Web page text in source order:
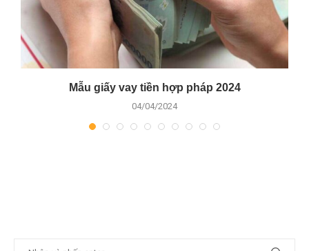
Mẫu giấy vay tiền hợp pháp 2024
04/04/2024